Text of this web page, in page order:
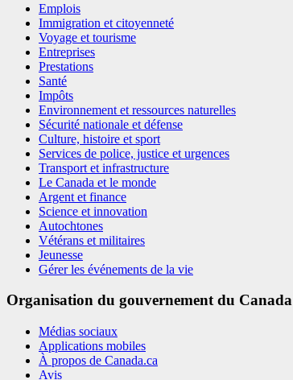
Emplois
Immigration et citoyenneté
Voyage et tourisme
Entreprises
Prestations
Santé
Impôts
Environnement et ressources naturelles
Sécurité nationale et défense
Culture, histoire et sport
Services de police, justice et urgences
Transport et infrastructure
Le Canada et le monde
Argent et finance
Science et innovation
Autochtones
Vétérans et militaires
Jeunesse
Gérer les événements de la vie
Organisation du gouvernement du Canada
Médias sociaux
Applications mobiles
À propos de Canada.ca
Avis